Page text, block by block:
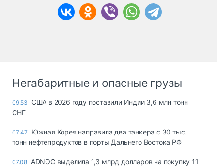
Негабаритные и опасные грузы
09:53
США в 2026 году поставили Индии 3,6 млн тонн
СНГ
07:47
Южная Корея направила два танкера с 30 тыс.
тонн нефтепродуктов в порты Дальнего Востока РФ
07.08 ADNOC выделила 1,3 млрд долларов на покупку 11